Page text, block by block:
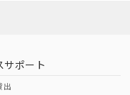
サポート
出